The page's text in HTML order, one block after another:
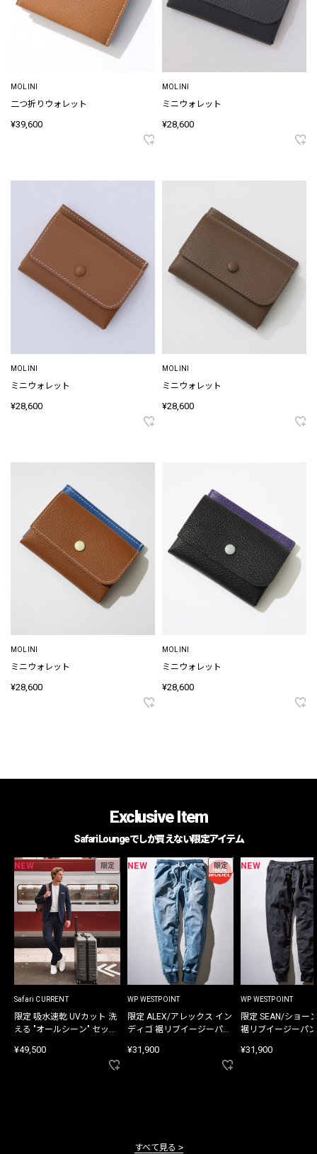
MOLINI
二つ折りウォレット
¥39,600
MOLINI
ミニウォレット
¥28,600
MOLINI
ミニウォレット
¥28,600
MOLINI
ミニウォレット
¥28,600
MOLINI
ミニウォレット
¥28,600
MOLINI
ミニウォレット
¥28,600
Exclusive Item
Safari Loungeでしか買えない限定アイテム
NEW 限定
Safari CURRENT
限定 吸水速乾 UVカット 洗
える "オールシーン" セット
¥49,500
NEW 限定
WP WESTPOINT
限定 ALEX/アレックス イン
ディゴ 裾リブイージーパン
¥31,900
NEW
WP WESTPOINT
限定 SEAN/ショー
裾リブイージーパ
¥31,900
すべて見る